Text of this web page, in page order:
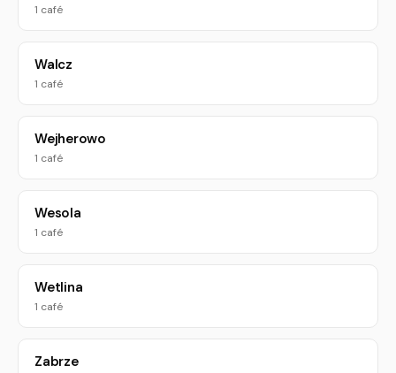
1 café
Walcz
1 café
Wejherowo
1 café
Wesola
1 café
Wetlina
1 café
Zabrze